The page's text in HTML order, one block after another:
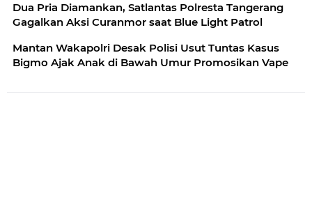
Dua Pria Diamankan, Satlantas Polresta Tangerang
Gagalkan Aksi Curanmor saat Blue Light Patrol
Mantan Wakapolri Desak Polisi Usut Tuntas Kasus
Bigmo Ajak Anak di Bawah Umur Promosikan Vape